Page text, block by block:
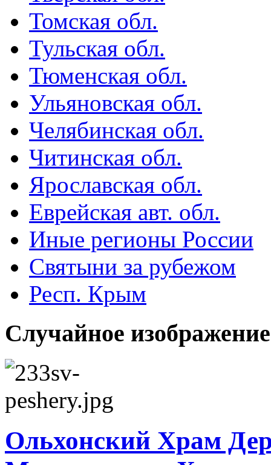
Томская обл.
Тульская обл.
Тюменская обл.
Ульяновская обл.
Челябинская обл.
Читинская обл.
Ярославская обл.
Еврейская авт. обл.
Иные регионы России
Святыни за рубежом
Респ. Крым
Случайное изображение
Ольхонский Храм